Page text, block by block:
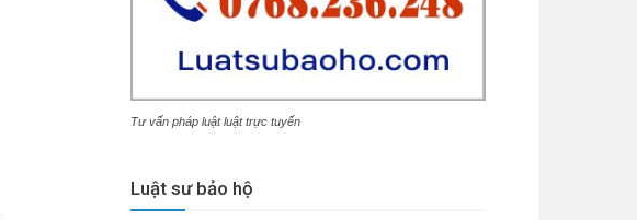
Tư vấn pháp luật luật trực tuyến
Luật sư bảo hộ